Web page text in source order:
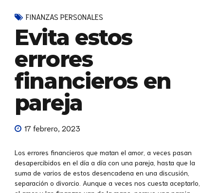
FINANZAS PERSONALES
Evita estos
errores
financieros en
pareja
17 febrero, 2023
Los errores financieros que matan el amor, a veces pasan
desapercibidos en el día a día con una pareja, hasta que la
suma de varios de estos desencadena en una discusión,
separación o divorcio. Aunque a veces nos cuesta aceptarlo,